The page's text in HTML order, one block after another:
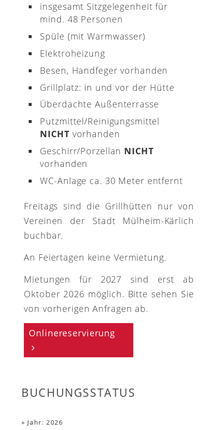
insgesamt Sitzgelegenheit für
mind. 48 Personen
Spüle (mit Warmwasser)
Elektroheizung
Besen, Handfeger vorhanden
Grillplatz: in und vor der Hütte
Überdachte Außenterrasse
Putzmittel/Reinigungsmittel
NICHT vorhanden
Geschirr/Porzellan NICHT
vorhanden
WC-Anlage ca. 30 Meter entfernt
Freitags sind die Grillhütten nur von
Vereinen der Stadt Mülheim-Kärlich
buchbar.
An Feiertagen keine Vermietung.
Mietungen für 2027 sind erst ab
Oktober 2026 möglich. Bitte sehen Sie
von vorherigen Anfragen ab.
Onlinereservierung
BUCHUNGSSTATUS
» Jahr: 2026